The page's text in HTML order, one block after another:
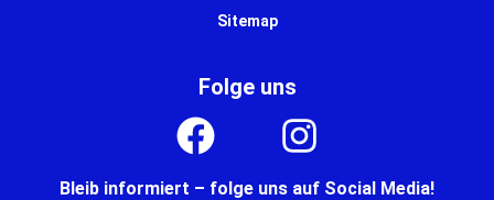
Sitemap
Folge uns
Bleib informiert – folge uns auf Social Media!